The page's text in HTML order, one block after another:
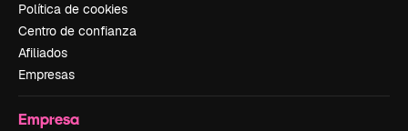
Política de cookies
Centro de confianza
Afiliados
Empresas
Empresa